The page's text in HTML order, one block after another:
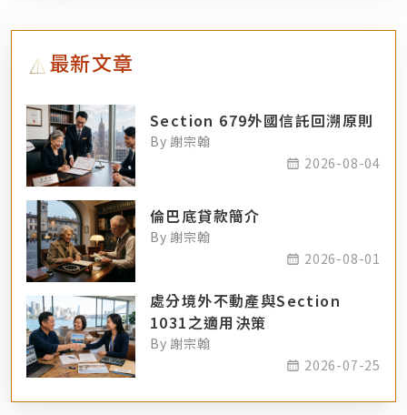
最新文章
Section 679外國信託回溯原則
By 謝宗翰
2026-08-04
倫巴底貸款簡介
By 謝宗翰
2026-08-01
處分境外不動產與Section
1031之適用決策
By 謝宗翰
2026-07-25